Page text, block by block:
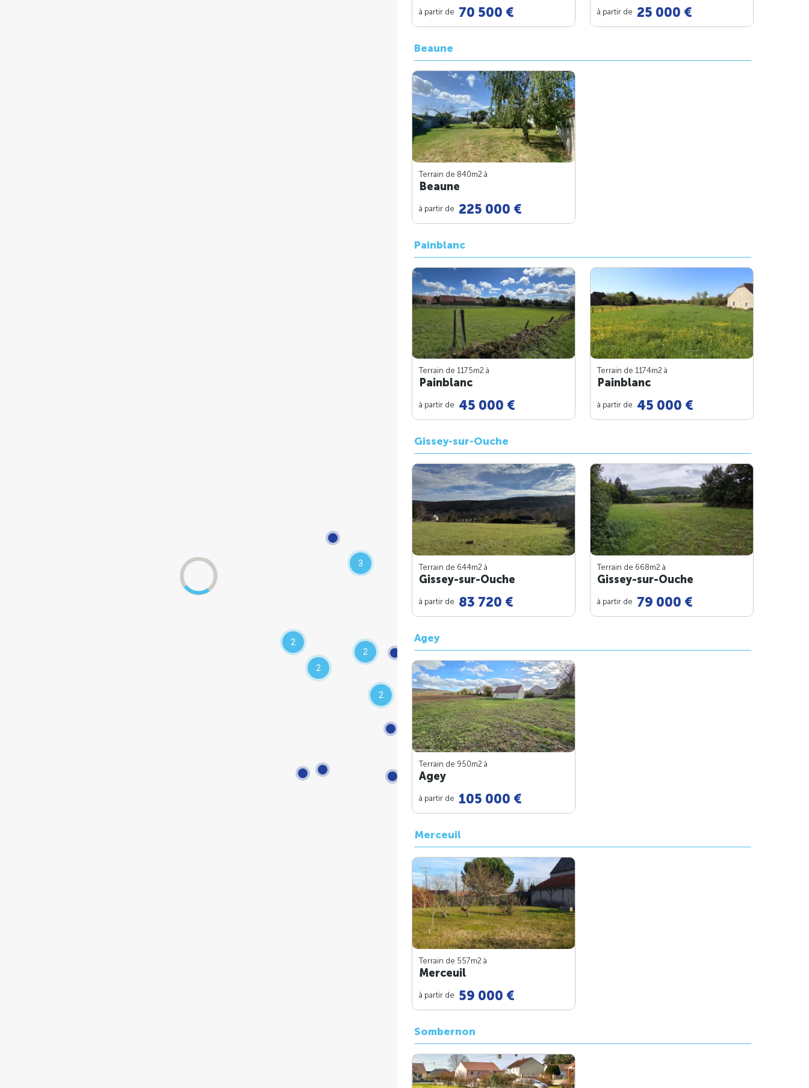
3
2
2
2
2
à partir de 70 500 € à partir de 25 000 €
Beaune
Terrain de 840m2 à
Beaune
à partir de 225 000 €
Painblanc
Terrain de 1175m2 à
Painblanc
à partir de 45 000 €
Terrain de 1174m2 à
Painblanc
à partir de 45 000 €
Gissey-sur-Ouche
Terrain de 644m2 à
Gissey-sur-Ouche
à partir de 83 720 €
Terrain de 668m2 à
Gissey-sur-Ouche
à partir de 79 000 €
Agey
Terrain de 950m2 à
Agey
à partir de 105 000 €
Merceuil
Terrain de 557m2 à
Merceuil
à partir de 59 000 €
Sombernon